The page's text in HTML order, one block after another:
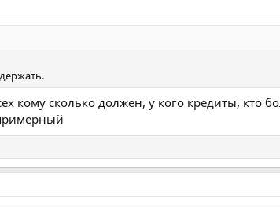
кому сколько должен, у кого кредиты, кто